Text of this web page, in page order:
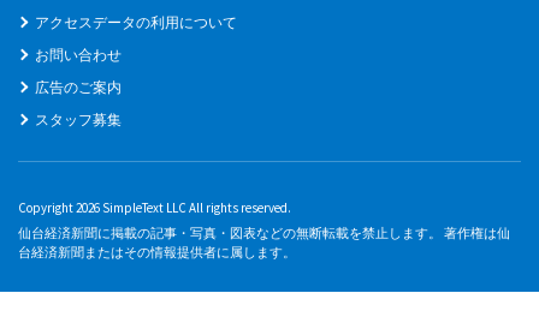
アクセスデータの利用について
お問い合わせ
広告のご案内
スタッフ募集
Copyright 2026 SimpleText LLC All rights reserved.
仙台経済新聞に掲載の記事・写真・図表などの無断転載を禁止します。 著作権は仙
台経済新聞またはその情報提供者に属します。